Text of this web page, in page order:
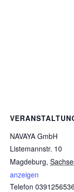
NAVAYA GmbH
Listemannstr. 10
Magdeburg,
anzeigen
Telefon